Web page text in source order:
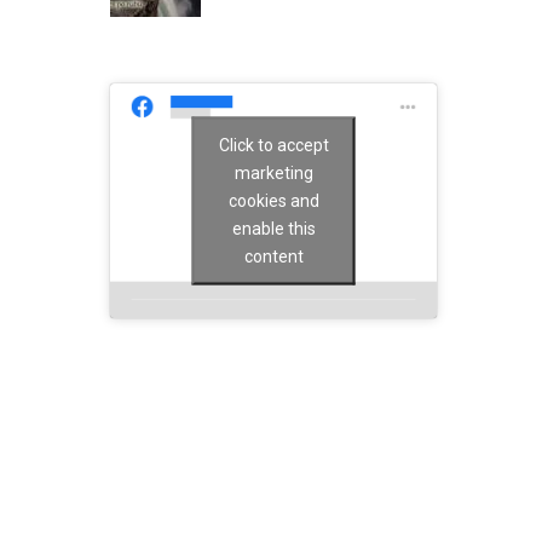
Click to accept
marketing
cookies and
enable this
content